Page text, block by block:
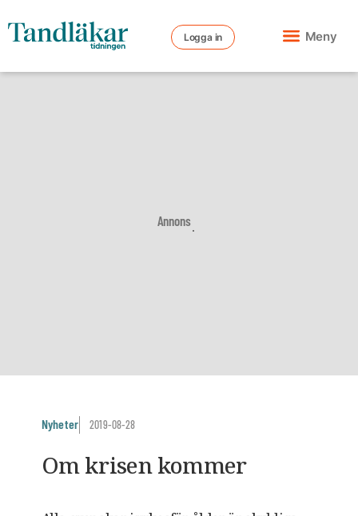
Logga in Meny
Annons
Nyheter 2019-08-28
Om krisen kommer